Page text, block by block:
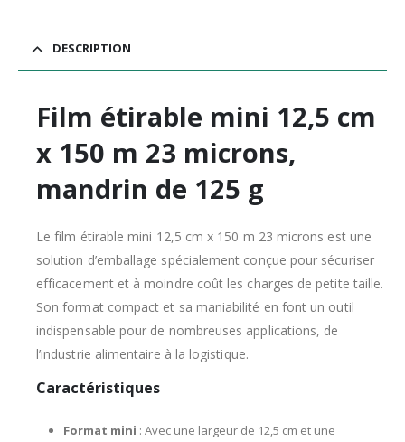
DESCRIPTION
Film étirable mini 12,5 cm
x 150 m 23 microns,
mandrin de 125 g
Le film étirable mini 12,5 cm x 150 m 23 microns est une
solution d’emballage spécialement conçue pour sécuriser
efficacement et à moindre coût les charges de petite taille.
Son format compact et sa maniabilité en font un outil
indispensable pour de nombreuses applications, de
l’industrie alimentaire à la logistique.
Caractéristiques
Format mini : Avec une largeur de 12,5 cm et une